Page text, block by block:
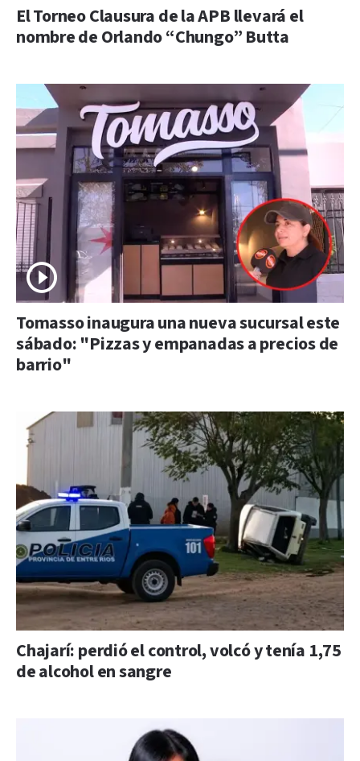
El Torneo Clausura de la APB llevará el
nombre de Orlando “Chungo” Butta
Tomasso inaugura una nueva sucursal este
sábado: "Pizzas y empanadas a precios de
barrio"
Chajarí: perdió el control, volcó y tenía 1,75
de alcohol en sangre